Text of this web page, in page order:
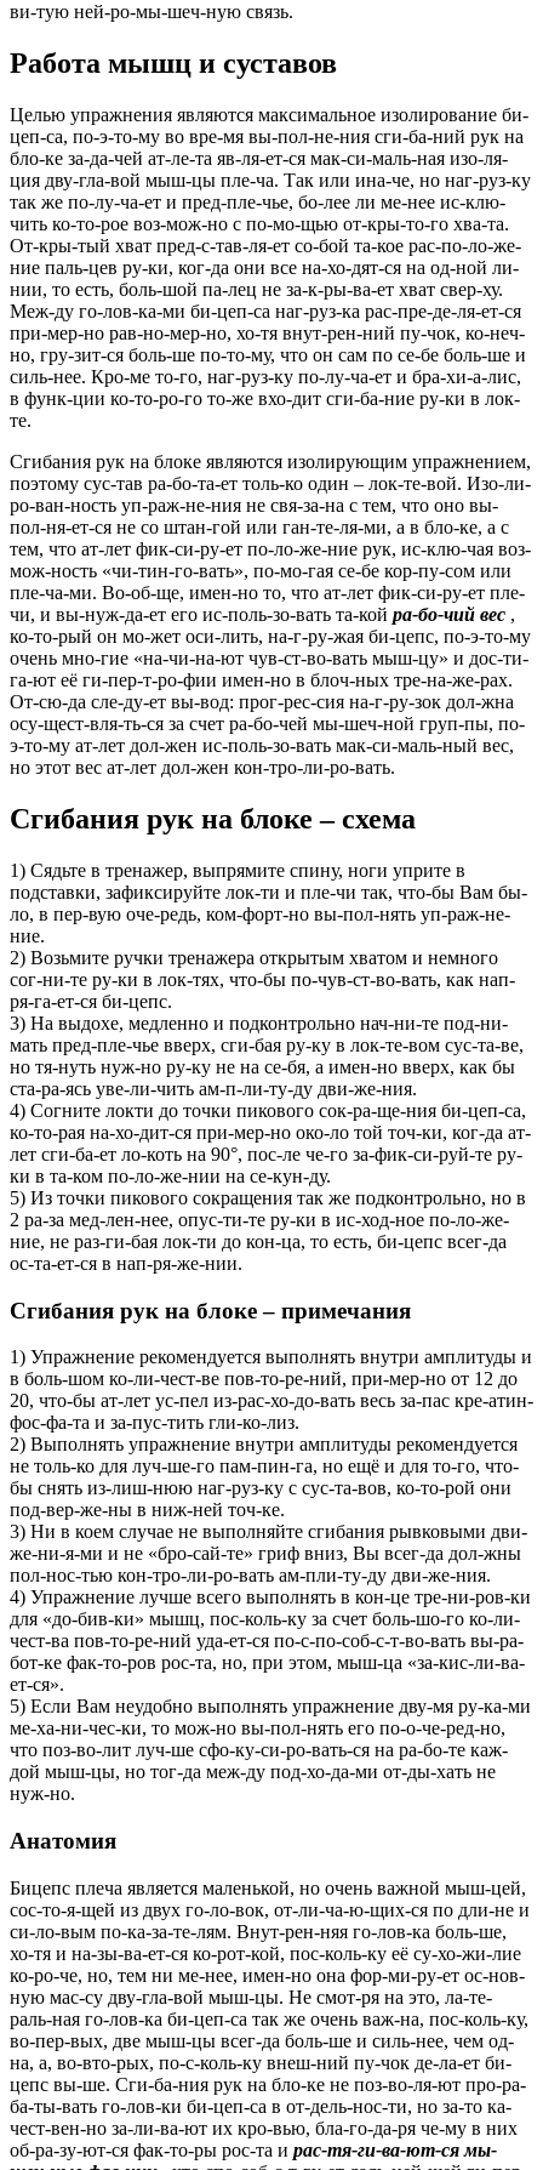
ви-тую ней-ро-мы-шеч-ную связь.
Работа мышц и суставов
Целью упражнения являются максимальное изолирование би-
цеп-са, по-э-то-му во вре-мя вы-пол-не-ния сги-ба-ний рук на
бло-ке за-да-чей ат-ле-та яв-ля-ет-ся мак-си-маль-ная изо-ля-
ция дву-гла-вой мыш-цы пле-ча. Так или ина-че, но наг-руз-ку
так же по-лу-ча-ет и пред-пле-чье, бо-лее ли ме-нее ис-клю-
чить ко-то-рое воз-мож-но с по-мо-щью от-кры-то-го хва-та.
От-кры-тый хват пред-с-тав-ля-ет со-бой та-кое рас-по-ло-же-
ние паль-цев ру-ки, ког-да они все на-хо-дят-ся на од-ной ли-
нии, то есть, боль-шой па-лец не за-к-ры-ва-ет хват свер-ху.
Меж-ду го-лов-ка-ми би-цеп-са наг-руз-ка рас-пре-де-ля-ет-ся
при-мер-но рав-но-мер-но, хо-тя внут-рен-ний пу-чок, ко-неч-
но, гру-зит-ся боль-ше по-то-му, что он сам по се-бе боль-ше и
силь-нее. Кро-ме то-го, наг-руз-ку по-лу-ча-ет и бра-хи-а-лис,
в функ-ции ко-то-ро-го то-же вхо-дит сги-ба-ние ру-ки в лок-
те.
Сгибания рук на блоке являются изолирующим упражнением,
поэтому сус-тав ра-бо-та-ет толь-ко один – лок-те-вой. Изо-ли-
ро-ван-ность уп-раж-не-ния не свя-за-на с тем, что оно вы-
пол-ня-ет-ся не со штан-гой или ган-те-ля-ми, а в бло-ке, а с
тем, что ат-лет фик-си-ру-ет по-ло-же-ние рук, ис-клю-чая воз-
мож-ность «чи-тин-го-вать», по-мо-гая се-бе кор-пу-сом или
пле-ча-ми. Во-об-ще, имен-но то, что ат-лет фик-си-ру-ет пле-
чи, и вы-нуж-да-ет его ис-поль-зо-вать та-кой ра-бо-чий вес ,
ко-то-рый он мо-жет оси-лить, на-г-ру-жая би-цепс, по-э-то-му
очень мно-гие «на-чи-на-ют чув-ст-во-вать мыш-цу» и дос-ти-
га-ют её ги-пер-т-ро-фии имен-но в блоч-ных тре-на-же-рах.
От-сю-да сле-ду-ет вы-вод: прог-рес-сия на-г-ру-зок дол-жна
осу-щест-вля-ть-ся за счет ра-бо-чей мы-шеч-ной груп-пы, по-
э-то-му ат-лет дол-жен ис-поль-зо-вать мак-си-маль-ный вес,
но этот вес ат-лет дол-жен кон-тро-ли-ро-вать.
Сгибания рук на блоке – схема
1) Сядьте в тренажер, выпрямите спину, ноги уприте в
подставки, зафиксируйте лок-ти и пле-чи так, что-бы Вам бы-
ло, в пер-вую оче-редь, ком-форт-но вы-пол-нять уп-раж-не-
ние.
2) Возьмите ручки тренажера открытым хватом и немного
сог-ни-те ру-ки в лок-тях, что-бы по-чув-ст-во-вать, как нап-
ря-га-ет-ся би-цепс.
3) На выдохе, медленно и подконтрольно нач-ни-те под-ни-
мать пред-пле-чье вверх, сги-бая ру-ку в лок-те-вом сус-та-ве,
но тя-нуть нуж-но ру-ку не на се-бя, а имен-но вверх, как бы
ста-ра-ясь уве-ли-чить ам-п-ли-ту-ду дви-же-ния.
4) Согните локти до точки пикового сок-ра-ще-ния би-цеп-са,
ко-то-рая на-хо-дит-ся при-мер-но око-ло той точ-ки, ког-да ат-
лет сги-ба-ет ло-коть на 90°, пос-ле че-го за-фик-си-руй-те ру-
ки в та-ком по-ло-же-нии на се-кун-ду.
5) Из точки пикового сокращения так же подконтрольно, но в
2 ра-за мед-лен-нее, опус-ти-те ру-ки в ис-ход-ное по-ло-же-
ние, не раз-ги-бая лок-ти до кон-ца, то есть, би-цепс всег-да
ос-та-ет-ся в нап-ря-же-нии.
Сгибания рук на блоке – примечания
1) Упражнение рекомендуется выполнять внутри амплитуды и
в боль-шом ко-ли-чест-ве пов-то-ре-ний, при-мер-но от 12 до
20, что-бы ат-лет ус-пел из-рас-хо-до-вать весь за-пас кре-атин-
фос-фа-та и за-пус-тить гли-ко-лиз.
2) Выполнять упражнение внутри амплитуды рекомендуется
не толь-ко для луч-ше-го пам-пин-га, но ещё и для то-го, что-
бы снять из-лиш-нюю наг-руз-ку с сус-та-вов, ко-то-рой они
под-вер-же-ны в ниж-ней точ-ке.
3) Ни в коем случае не выполняйте сгибания рывковыми дви-
же-ни-я-ми и не «бро-сай-те» гриф вниз, Вы всег-да дол-жны
пол-нос-тью кон-тро-ли-ро-вать ам-пли-ту-ду дви-же-ния.
4) Упражнение лучше всего выполнять в кон-це тре-ни-ров-ки
для «до-бив-ки» мышц, пос-коль-ку за счет боль-шо-го ко-ли-
чест-ва пов-то-ре-ний уда-ет-ся по-с-по-соб-с-т-во-вать вы-ра-
бот-ке фак-то-ров рос-та, но, при этом, мыш-ца «за-кис-ли-ва-
ет-ся».
5) Если Вам неудобно выполнять упражнение дву-мя ру-ка-ми
ме-ха-ни-чес-ки, то мож-но вы-пол-нять его по-о-че-ред-но,
что поз-во-лит луч-ше сфо-ку-си-ро-вать-ся на ра-бо-те каж-
дой мыш-цы, но тог-да меж-ду под-хо-да-ми от-ды-хать не
нуж-но.
Анатомия
Бицепс плеча является маленькой, но очень важной мыш-цей,
сос-то-я-щей из двух го-ло-вок, от-ли-ча-ю-щих-ся по дли-не и
си-ло-вым по-ка-за-те-лям. Внут-рен-няя го-лов-ка боль-ше,
хо-тя и на-зы-ва-ет-ся ко-рот-кой, пос-коль-ку её су-хо-жи-лие
ко-ро-че, но, тем ни ме-нее, имен-но она фор-ми-ру-ет ос-нов-
ную мас-су дву-гла-вой мыш-цы. Не смот-ря на это, ла-те-
раль-ная го-лов-ка би-цеп-са так же очень важ-на, пос-коль-ку,
во-пер-вых, две мыш-цы всег-да боль-ше и силь-нее, чем од-
на, а, во-вто-рых, по-с-коль-ку внеш-ний пу-чок де-ла-ет би-
цепс вы-ше. Сги-ба-ния рук на бло-ке не поз-во-ля-ют про-ра-
ба-ты-вать го-лов-ки би-цеп-са в от-дель-нос-ти, но за-то ка-
чест-вен-но за-ли-ва-ют их кро-вью, бла-го-да-ря че-му в них
об-ра-зу-ют-ся фак-то-ры рос-та и рас-тя-ги-ва-ют-ся мы-